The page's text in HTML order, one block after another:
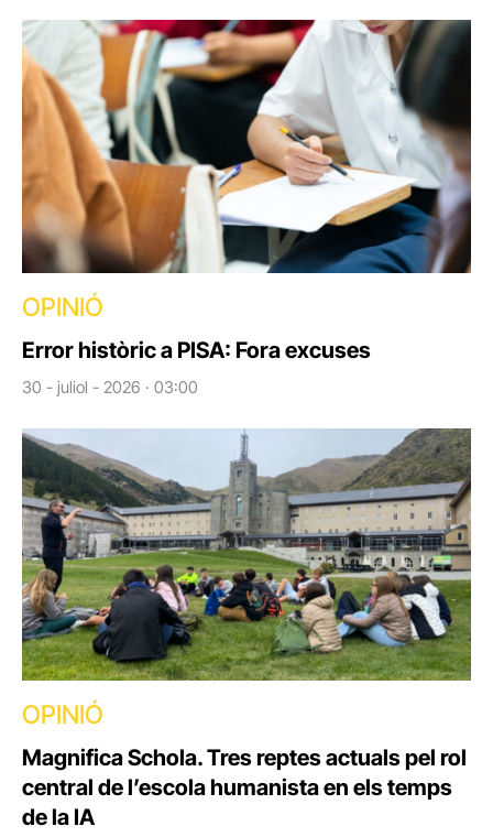
OPINIÓ
Error històric a PISA: Fora excuses
30 - juliol - 2026 · 03:00
OPINIÓ
Magnifica Schola. Tres reptes actuals pel rol
central de l’escola humanista en els temps
de la IA